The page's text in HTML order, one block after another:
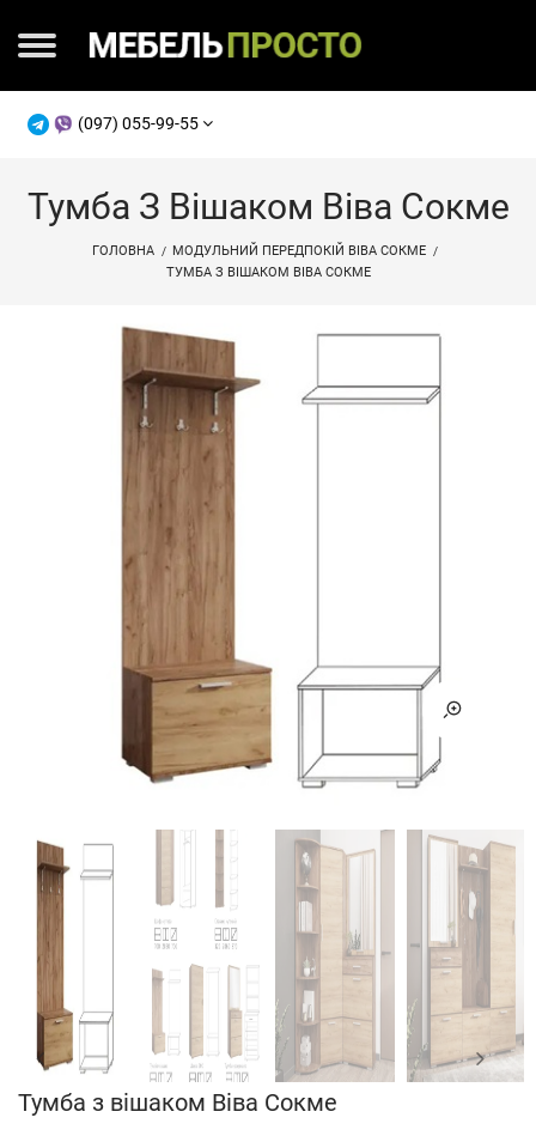
(097) 055-99-55
Тумба З Вішаком Віва Сокме
ГОЛОВНА
МОДУЛЬНИЙ ПЕРЕДПОКІЙ ВІВА СОКМЕ
ТУМБА З ВІШАКОМ ВІВА СОКМЕ
Тумба з вішаком Віва Сокме